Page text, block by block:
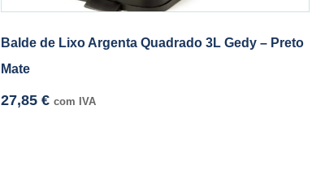
Balde de Lixo Argenta Quadrado 3L Gedy – Preto
Mate
27,85 € com IVA